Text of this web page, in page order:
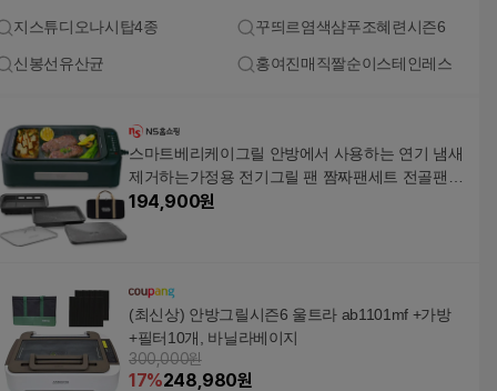
지스튜디오나시탑4종 꾸띄르염색샴푸조혜련시즌6
신봉선유산균 홍여진매직짤순이스테인레스
스마트베리케이그릴 안방에서 사용하는 연기 냄새
제거하는가정용 전기그릴 팬 짬짜팬세트 전골팬세
트
194,900원
(최신상) 안방그릴시즌6 울트라 ab1101mf +가방
+필터10개, 바닐라베이지
300,000원
17%248,980원